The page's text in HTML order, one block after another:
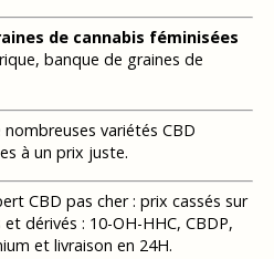
de cannabis féminisées
banque de graines de
nombreuses variétés CBD
à un prix juste.
CBD pas cher : prix cassés sur
dérivés : 10-OH-HHC, CBDP,
et livraison en 24H.